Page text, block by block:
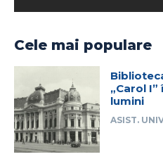
Cele mai populare
„Carol
lumini
ASIST.